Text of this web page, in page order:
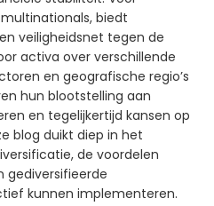
biedt
veiligheidsnet tegen de
activa over verschillende
en geografische regio’s
hun blootstelling aan
en tegelijkertijd kansen op
blog duikt diep in het
de voordelen
gediversifieerde
kunnen implementeren.